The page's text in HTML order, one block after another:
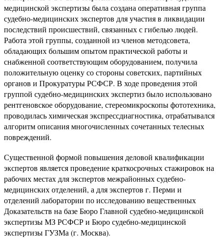
медицинской экспертизы была создана оперативная группа
судебно-медицинских экспертов для участия в ликвидации
последствий происшествий, связанных с гибелью людей.
Работа этой группы, созданной из членов методсовета,
обладающих большим опытом практической работы и
снабженной соответствующим оборудованием, получила
положительную оценку со стороны советских, партийных
органов и Прокуратуры РСФСР. В ходе проведения этой
группой судебно-медицинских экспертиз было использовано
рентгеновское оборудование, стереомикроскопы фототехника,
проводилась химическая экспрессдиагностика, отрабатывался
алгоритм описания многочисленных сочетанных телесных
повреждений.
Существенной формой повышения деловой квалификации
экспертов является проведение краткосрочных стажировок на
рабочих местах для экспертов межрайонных судебно-
медицинских отделений, а для экспертов г. Перми и
отделений лаборатории по исследованию вещественных
Доказательств на базе Бюро Главной судебно-медицинской
экспертизы МЗ РСФСР и Бюро судебно-медицинской
экспертизы ГУЗМа (г. Москва).